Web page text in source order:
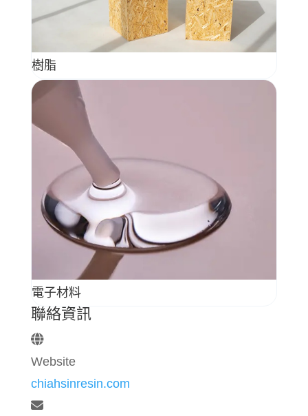
樹脂
電子材料
聯絡資訊
Website
chiahsinresin.com